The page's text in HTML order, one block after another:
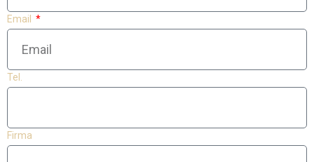
Email
Tel.
Firma